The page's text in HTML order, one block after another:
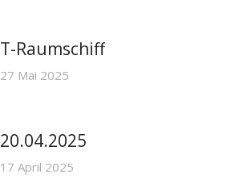
T-Raumschiff
27 Mai 2025
20.04.2025
17 April 2025